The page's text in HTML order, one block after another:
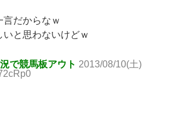
だからなｗ
いと思わないけどｗ
で競馬板アウト 2013/08/10(土)